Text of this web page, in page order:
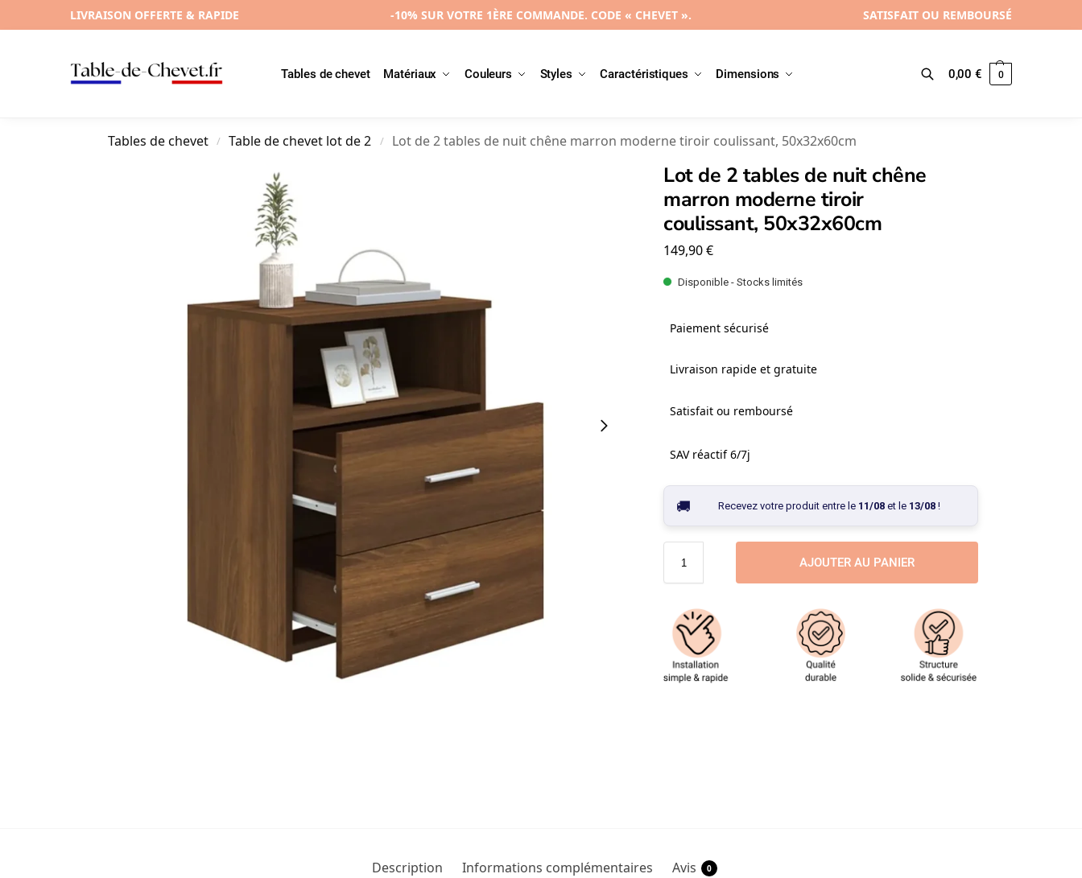
LIVRAISON OFFERTE & RAPIDE -10% SUR VOTRE 1ÈRE COMMANDE. CODE « CHEVET ». SATISFAIT OU REMBOURSÉ
Tables de chevet Matériaux Couleurs Styles Caractéristiques Dimensions
Recherche 0,00€ 0
Tables de chevet / Table de chevet lot de 2 / Lot de 2 tables de nuit chêne marron moderne tiroir coulissant, 50x32x60cm
Lot de 2 tables de nuit chêne
marron moderne tiroir
coulissant, 50x32x60cm
149,90€
Disponible - Stocks limités
Paiement sécurisé
Livraison rapide et gratuite
Satisfait ou remboursé
SAV réactif 6/7j
Recevez votre produit entre le 11/08et le 13/08!
AJOUTER AU PANIER
Description Informations complémentaires Avis 0